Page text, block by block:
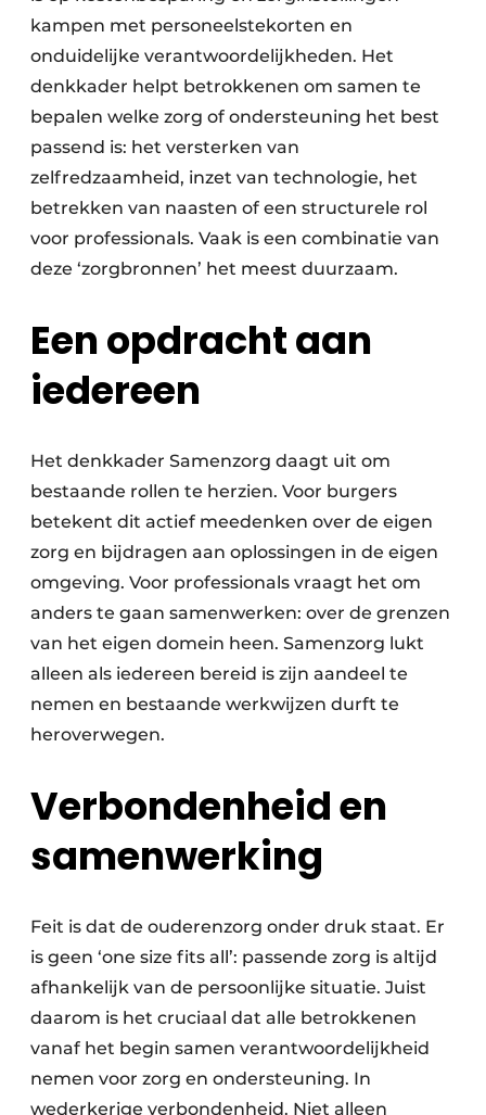
kampen met personeelstekorten en
onduidelijke verantwoordelijkheden. Het
denkkader helpt betrokkenen om samen te
bepalen welke zorg of ondersteuning het best
passend is: het versterken van
zelfredzaamheid, inzet van technologie, het
betrekken van naasten of een structurele rol
voor professionals. Vaak is een combinatie van
deze ‘zorgbronnen’ het meest duurzaam.
Een opdracht aan
iedereen
Het denkkader Samenzorg daagt uit om
bestaande rollen te herzien. Voor burgers
betekent dit actief meedenken over de eigen
zorg en bijdragen aan oplossingen in de eigen
omgeving. Voor professionals vraagt het om
anders te gaan samenwerken: over de grenzen
van het eigen domein heen. Samenzorg lukt
alleen als iedereen bereid is zijn aandeel te
nemen en bestaande werkwijzen durft te
heroverwegen.
Verbondenheid en
samenwerking
Feit is dat de ouderenzorg onder druk staat. Er
is geen ‘one size fits all’: passende zorg is altijd
afhankelijk van de persoonlijke situatie. Juist
daarom is het cruciaal dat alle betrokkenen
vanaf het begin samen verantwoordelijkheid
nemen voor zorg en ondersteuning. In
wederkerige verbondenheid. Niet alleen